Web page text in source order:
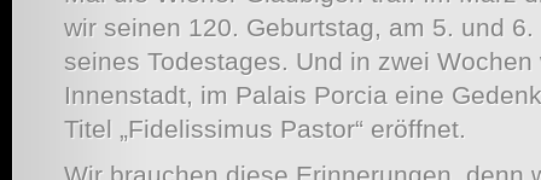
wir seinen 120. Geburtstag, am 5. und
seines Todestages. Und in zwei
Innenstadt, im Palais Porcia eine
Titel „Fidelissimus Pastor“ eröffnet.
Wir brauchen diese Erinnerungen, denn